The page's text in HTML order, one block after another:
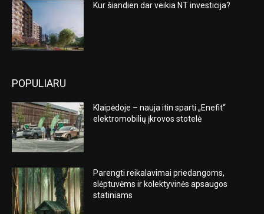
Kur šiandien dar veikia NT investicija?
POPULIARU
Klaipėdoje – nauja itin sparti „Enefit“
elektromobilių įkrovos stotelė
Parengti reikalavimai priedangoms,
slėptuvėms ir kolektyvinės apsaugos
statiniams